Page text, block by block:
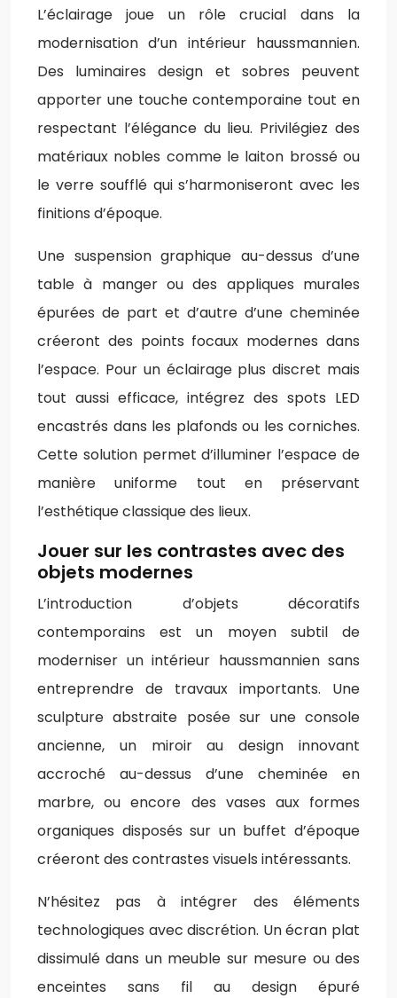
L’éclairage joue un rôle crucial dans la
modernisation d’un intérieur haussmannien.
Des luminaires design et sobres peuvent
apporter une touche contemporaine tout en
respectant l’élégance du lieu. Privilégiez des
matériaux nobles comme le laiton brossé ou
le verre soufflé qui s’harmoniseront avec les
finitions d’époque.
Une suspension graphique au-dessus d’une
table à manger ou des appliques murales
épurées de part et d’autre d’une cheminée
créeront des points focaux modernes dans
l’espace. Pour un éclairage plus discret mais
tout aussi efficace, intégrez des spots LED
encastrés dans les plafonds ou les corniches.
Cette solution permet d’illuminer l’espace de
manière uniforme tout en préservant
l’esthétique classique des lieux.
Jouer sur les contrastes avec des
objets modernes
L’introduction d’objets décoratifs
contemporains est un moyen subtil de
moderniser un intérieur haussmannien sans
entreprendre de travaux importants. Une
sculpture abstraite posée sur une console
ancienne, un miroir au design innovant
accroché au-dessus d’une cheminée en
marbre, ou encore des vases aux formes
organiques disposés sur un buffet d’époque
créeront des contrastes visuels intéressants.
N’hésitez pas à intégrer des éléments
technologiques avec discrétion. Un écran plat
dissimulé dans un meuble sur mesure ou des
enceintes sans fil au design épuré